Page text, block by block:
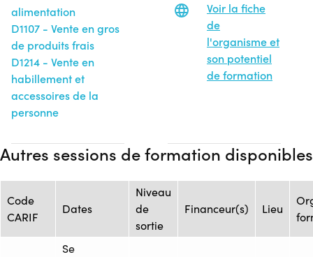
alimentation
D1107 - Vente en gros
de produits frais
D1214 - Vente en
habillement et
accessoires de la
personne
Voir la fiche
de
l'organisme et
son potentiel
de formation
Autres sessions de formation disponibles
Code
CARIF
Dates
Niveau
de
sortie
Financeur(s) Lieu
Se